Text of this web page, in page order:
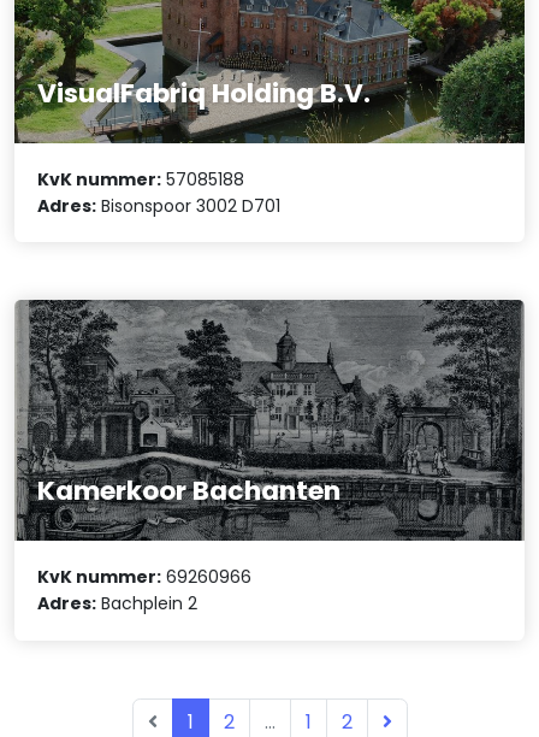
VisualFabriq Holding B.V.
KvK nummer: 57085188
Adres: Bisonspoor 3002 D701
Kamerkoor Bachanten
KvK nummer: 69260966
Adres: Bachplein 2
1 2 ... 1 2